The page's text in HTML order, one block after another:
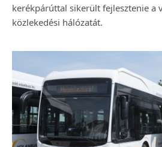
kerékpárúttal sikerült fejlesztenie a
közlekedési hálózatát.